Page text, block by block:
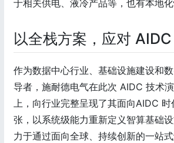
于相关供电、液冷产品等，也有本地化
以全栈方案，应对
作为数据中心行业、基础设施建设和
导者，施耐德电气在此次 AIDC 技术
上，向行业完整呈现了其面向AIDC
张，以系统级能力重新定义智算基础
力于通过面向全球、持续创新的一站